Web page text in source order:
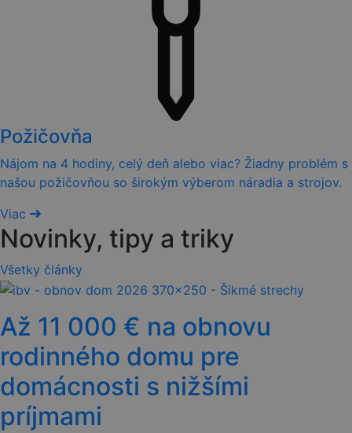
Požičovňa
Nájom na 4 hodiny, celý deň alebo viac? Žiadny problém s
našou požičovňou so širokým výberom náradia a strojov.
Viac
Novinky, tipy a triky
Všetky články
Až 11 000 € na obnovu
rodinného domu pre
domácnosti s nižšími
príjmami